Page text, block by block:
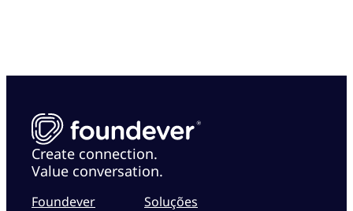
Create connection.
Value conversation.
Foundever Soluções